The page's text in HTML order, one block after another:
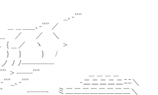
””
”” ／
／ ＼
＿／ ヽ ＞
ヽ } } } /
ﾉ ﾉ――――
-”” ＞――”” ＿＿＿＿
””_､-”” -ニニニニニﾆﾆ＼
”” -――- ミ二二二二二二二二＼